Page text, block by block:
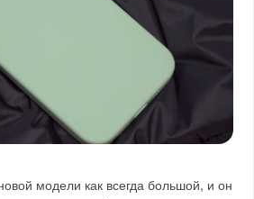
модели как всегда большой, и он